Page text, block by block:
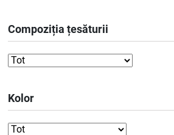
Compoziția țesăturii
Kolor